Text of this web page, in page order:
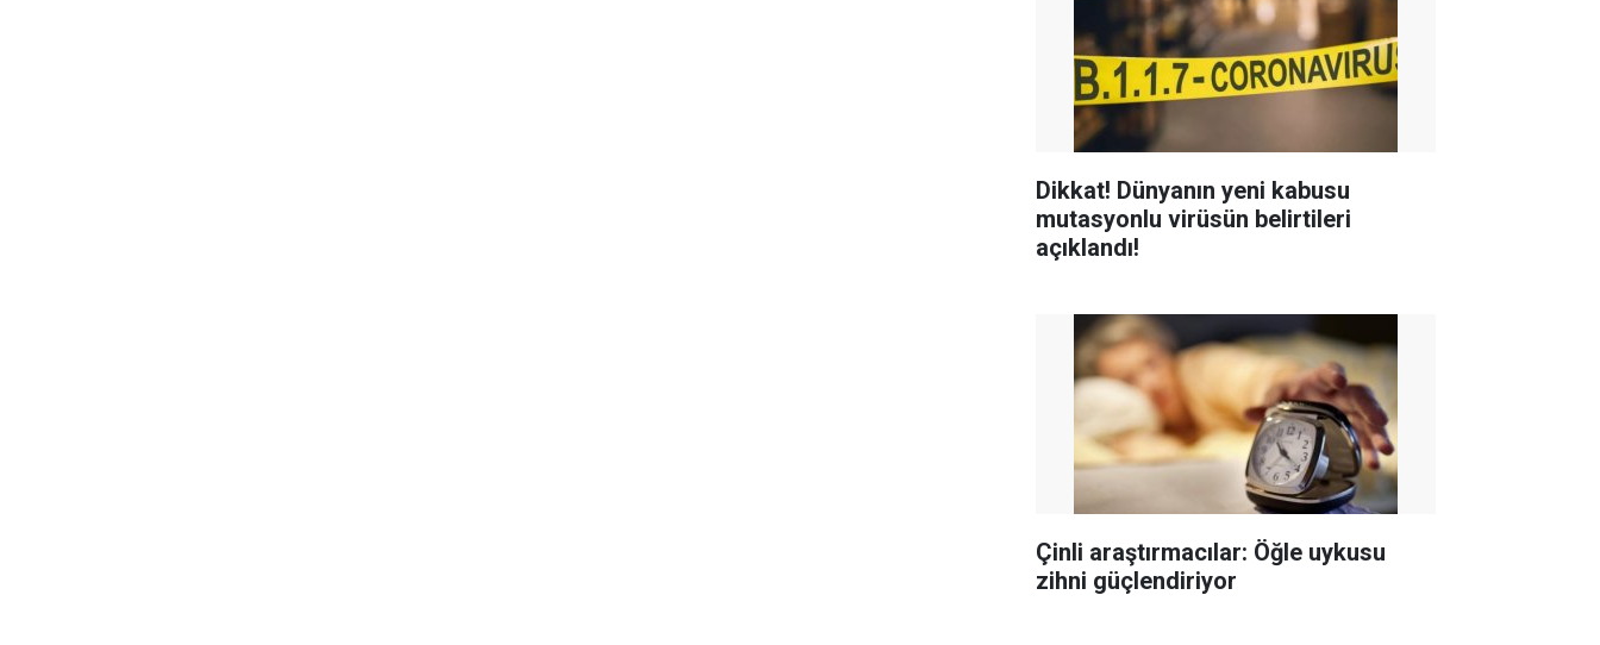
Dikkat! Dünyanın yeni kabusu
mutasyonlu virüsün belirtileri
açıklandı!
Çinli araştırmacılar: Öğle uykusu
zihni güçlendiriyor